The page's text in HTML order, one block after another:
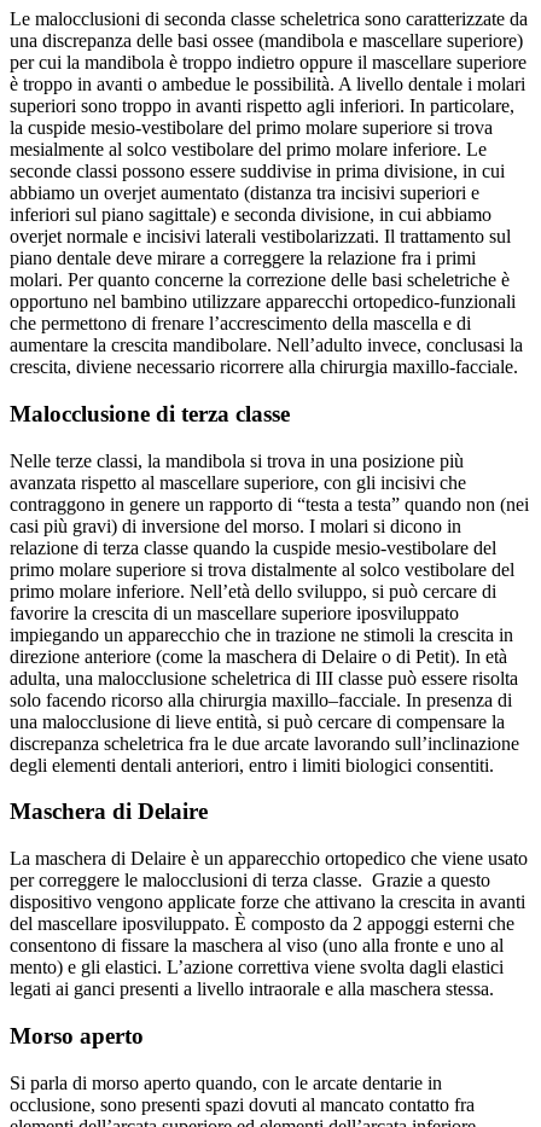
Le malocclusioni di seconda classe scheletrica sono caratterizzate da
una discrepanza delle basi ossee (mandibola e mascellare superiore)
per cui la mandibola è troppo indietro oppure il mascellare superiore
è troppo in avanti o ambedue le possibilità. A livello dentale i molari
superiori sono troppo in avanti rispetto agli inferiori. In particolare,
la cuspide mesio-vestibolare del primo molare superiore si trova
mesialmente al solco vestibolare del primo molare inferiore. Le
seconde classi possono essere suddivise in prima divisione, in cui
abbiamo un overjet aumentato (distanza tra incisivi superiori e
inferiori sul piano sagittale) e seconda divisione, in cui abbiamo
overjet normale e incisivi laterali vestibolarizzati. Il trattamento sul
piano dentale deve mirare a correggere la relazione fra i primi
molari. Per quanto concerne la correzione delle basi scheletriche è
opportuno nel bambino utilizzare apparecchi ortopedico-funzionali
che permettono di frenare l’accrescimento della mascella e di
aumentare la crescita mandibolare. Nell’adulto invece, conclusasi la
crescita, diviene necessario ricorrere alla chirurgia maxillo-facciale.
Malocclusione di terza classe
Nelle terze classi, la mandibola si trova in una posizione più
avanzata rispetto al mascellare superiore, con gli incisivi che
contraggono in genere un rapporto di “testa a testa” quando non (nei
casi più gravi) di inversione del morso. I molari si dicono in
relazione di terza classe quando la cuspide mesio-vestibolare del
primo molare superiore si trova distalmente al solco vestibolare del
primo molare inferiore. Nell’età dello sviluppo, si può cercare di
favorire la crescita di un mascellare superiore iposviluppato
impiegando un apparecchio che in trazione ne stimoli la crescita in
direzione anteriore (come la maschera di Delaire o di Petit). In età
adulta, una malocclusione scheletrica di III classe può essere risolta
solo facendo ricorso alla chirurgia maxillo–facciale. In presenza di
una malocclusione di lieve entità, si può cercare di compensare la
discrepanza scheletrica fra le due arcate lavorando sull’inclinazione
degli elementi dentali anteriori, entro i limiti biologici consentiti.
Maschera di Delaire
La maschera di Delaire è un apparecchio ortopedico che viene usato
per correggere le malocclusioni di terza classe. Grazie a questo
dispositivo vengono applicate forze che attivano la crescita in avanti
del mascellare iposviluppato. È composto da 2 appoggi esterni che
consentono di fissare la maschera al viso (uno alla fronte e uno al
mento) e gli elastici. L’azione correttiva viene svolta dagli elastici
legati ai ganci presenti a livello intraorale e alla maschera stessa.
Morso aperto
Si parla di morso aperto quando, con le arcate dentarie in
occlusione, sono presenti spazi dovuti al mancato contatto fra